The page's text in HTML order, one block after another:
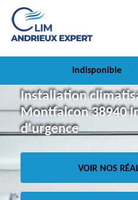
indisponible -
Installation
Montfalcon 38940
d'urgence
VOIR NOS